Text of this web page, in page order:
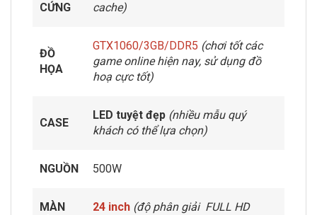
CỨNG
cache)
ĐỒ
HỌA
GTX1060/3GB/DDR5 (chơi tốt các
game online hiện nay, sử dụng đồ
hoạ cực tốt)
CASE
LED tuyệt đẹp (nhiều mẫu quý
khách có thể lựa chọn)
NGUỒN 500W
MÀN
24 inch (độ phân giải FULL HD